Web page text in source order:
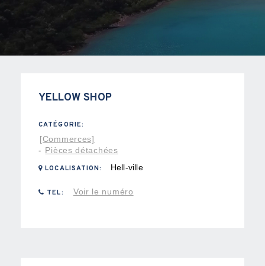
YELLOW SHOP
CATÉGORIE:
[Commerces]
- Pièces détachées
LOCALISATION: Hell-ville
TEL: Voir le numéro